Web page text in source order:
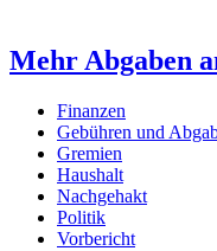
Mehr Abgaben
Finanzen
Gebühren und
Gremien
Haushalt
Nachgehakt
Politik
Vorbericht